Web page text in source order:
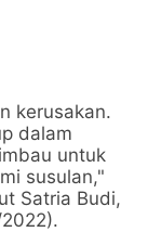
kerusakan.
dalam
untuk
susulan,"
Satria Budi,